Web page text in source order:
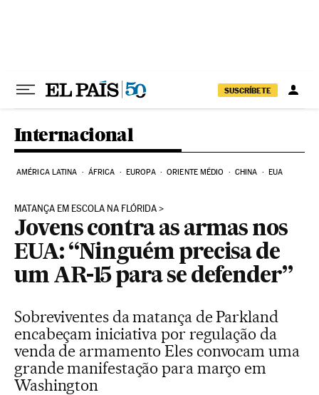
SUSCRÍBETE
Internacional
AMÉRICA LATINA ÁFRICA EUROPA ORIENTE MÉDIO CHINA EUA
MATANÇA EM ESCOLA NA FLÓRIDA
Jovens contra as armas nos
EUA: “Ninguém precisa de
um AR-15 para se defender”
Sobreviventes da matança de Parkland
encabeçam iniciativa por regulação da
venda de armamento Eles convocam uma
grande manifestação para março em
Washington